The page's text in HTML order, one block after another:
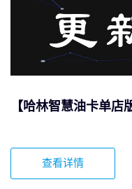
【哈林智慧油卡单
查看详情